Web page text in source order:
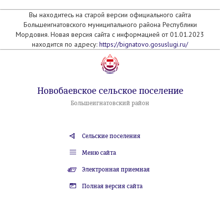
Вы находитесь на старой версии официального сайта
Большеигнатовского муниципального района Республики
Мордовия. Новая версия сайта с информацией от 01.01.2023
находится по адресу: https://bignatovo.gosuslugi.ru/
Новобаевское сельское поселение
Большеигнатовский район
Сельские поселения
Меню сайта
Электронная приемная
Полная версия сайта